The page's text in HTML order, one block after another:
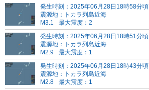
発生時刻：2025年06月28日18時58分頃
震源地：トカラ列島近海
M3.1
最大震度：2
発生時刻：2025年06月28日18時51分頃
震源地：トカラ列島近海
M2.9
最大震度：1
発生時刻：2025年06月28日18時43分頃
震源地：トカラ列島近海
M2.8
最大震度：1